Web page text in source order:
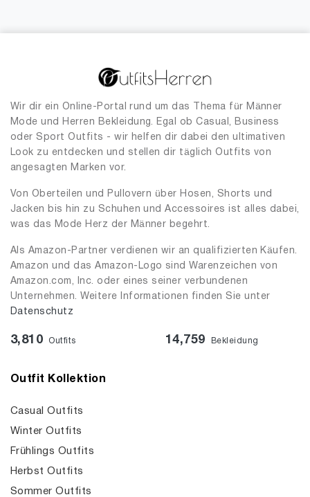
Wir dir ein Online-Portal rund um das Thema für Männer
Mode und Herren Bekleidung. Egal ob Casual, Business
oder Sport Outfits - wir helfen dir dabei den ultimativen
Look zu entdecken und stellen dir täglich Outfits von
angesagten Marken vor.
Von Oberteilen und Pullovern über Hosen, Shorts und
Jacken bis hin zu Schuhen und Accessoires ist alles dabei,
was das Mode Herz der Männer begehrt.
Als Amazon-Partner verdienen wir an qualifizierten Käufen.
Amazon und das Amazon-Logo sind Warenzeichen von
Amazon.com, Inc. oder eines seiner verbundenen
Unternehmen. Weitere Informationen finden Sie unter
Datenschutz
3,810 Outfits 14,759 Bekleidung
Outfit Kollektion
Casual Outfits
Winter Outfits
Frühlings Outfits
Herbst Outfits
Sommer Outfits